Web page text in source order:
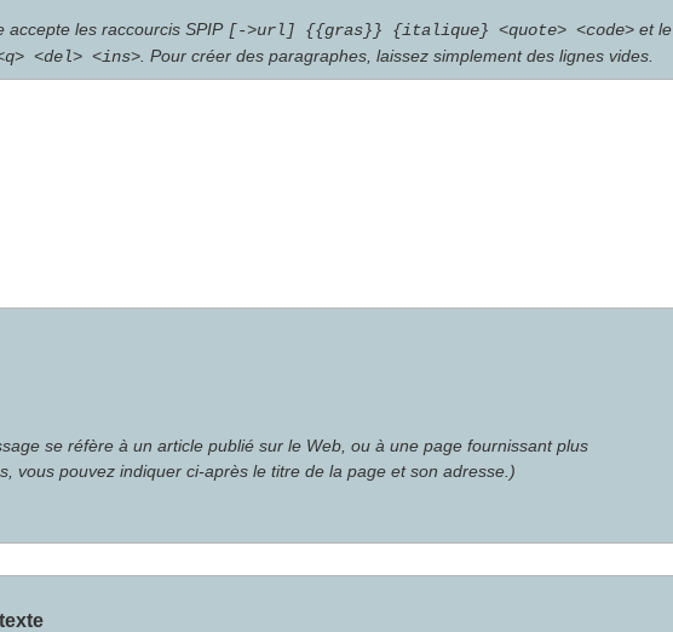
accepte les raccourcis SPIP [->url] {{gras}} {italique} <quote> <code> et le
<del> <ins> . Pour créer des paragraphes, laissez simplement des lignes vides.
se réfère à un article publié sur le Web, ou à une page fournissant plus
vous pouvez indiquer ci-après le titre de la page et son adresse.)